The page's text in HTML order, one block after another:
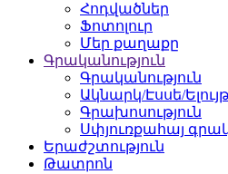
Հոդվածներ
Ֆոտոլուր
Մեր քաղաքը
Գրականություն
Գրականություն
Ակնարկ/Էսսե/
Գրախոսություն
Սփյուռքահայ
Երաժշտություն
Թատրոն